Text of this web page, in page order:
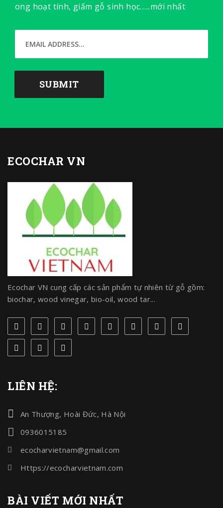
ong hoạt tính, giấm gỗ sinh học......mới nhất
ECOCHAR VN
Ecochar VN cung cấp các sản phẩm tự nhiên từ gỗ gồm:
biochar, wood vinegar, bio-oil, wood tar...
LIÊN HỆ:
An Thượng, Hoài Đức, Hà Nội
0936015185
ecocharvietnam@gmail.com
Https://ecocharvietnam.com
BÀI VIẾT MỚI NHẤT